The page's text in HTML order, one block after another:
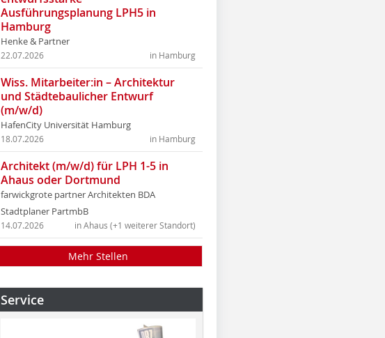
Ausführungsplanung LPH5 in
Hamburg
Henke & Partner
in Hamburg
22.07.2026
Wiss. Mitarbeiter:in – Architektur
und Städtebaulicher Entwurf
(m/w/d)
HafenCity Universität Hamburg
in Hamburg
18.07.2026
Architekt (m/w/d) für LPH 1-5 in
Ahaus oder Dortmund
farwickgrote partner Architekten BDA
Stadtplaner PartmbB
in Ahaus (+1 weiterer Standort)
14.07.2026
Mehr Stellen
Service